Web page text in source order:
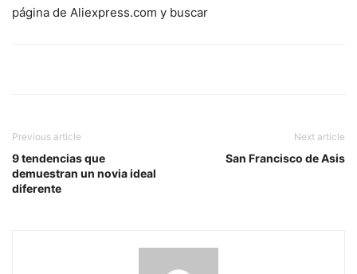
página de Aliexpress.com y buscar
Previous article
9 tendencias que
demuestran un novia ideal
diferente
Next article
San Francisco de Asis